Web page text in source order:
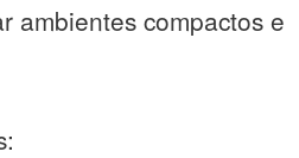
ambientes compactos e